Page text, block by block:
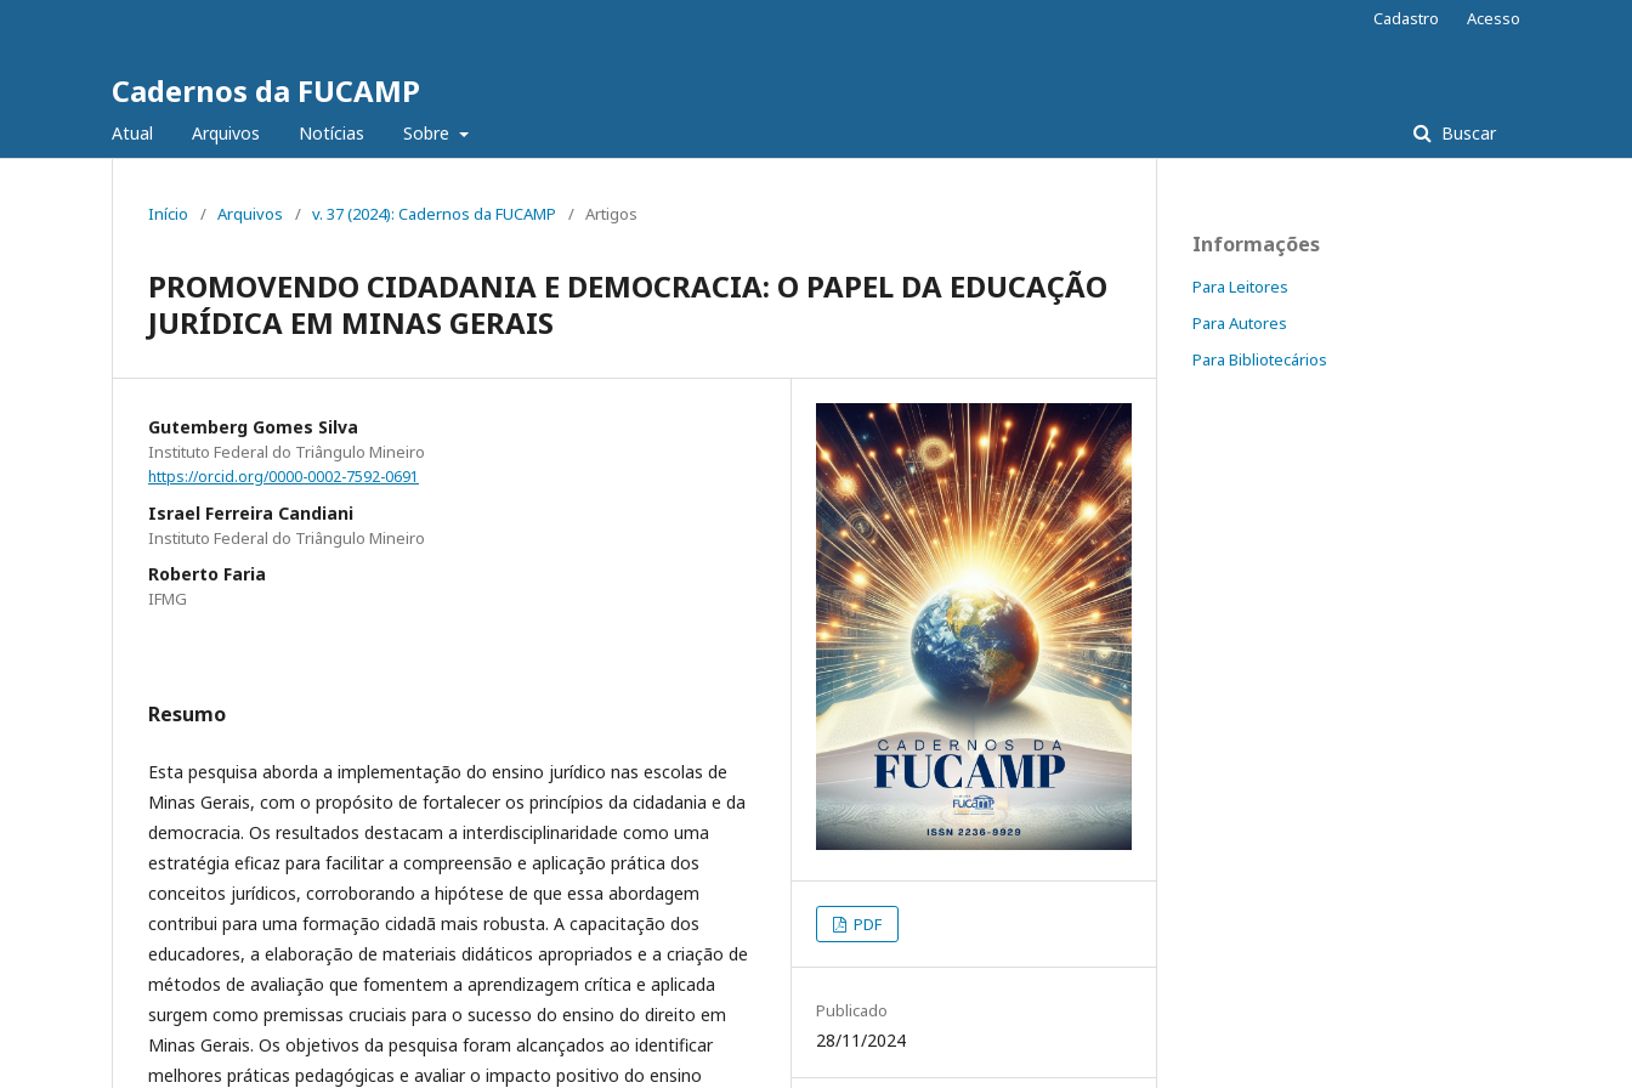
Cadernos da FUCAMP
Atual Arquivos Notícias Sobre Buscar
Cadastro Acesso
Início / Arquivos / v. 37 (2024): Cadernos da FUCAMP / Artigos
PROMOVENDO CIDADANIA E DEMOCRACIA: O PAPEL DA EDUCAÇÃO
JURÍDICA EM MINAS GERAIS
Gutemberg Gomes Silva
Instituto Federal do Triângulo Mineiro
https://orcid.org/0000-0002-7592-0691
Israel Ferreira Candiani
Instituto Federal do Triângulo Mineiro
Roberto Faria
IFMG
Resumo
Esta pesquisa aborda a implementação do ensino jurídico nas escolas de
Minas Gerais, com o propósito de fortalecer os princípios da cidadania e da
democracia. Os resultados destacam a interdisciplinaridade como uma
estratégia eficaz para facilitar a compreensão e aplicação prática dos
conceitos jurídicos, corroborando a hipótese de que essa abordagem
contribui para uma formação cidadã mais robusta. A capacitação dos
educadores, a elaboração de materiais didáticos apropriados e a criação de
métodos de avaliação que fomentem a aprendizagem crítica e aplicada
surgem como premissas cruciais para o sucesso do ensino do direito em
Minas Gerais. Os objetivos da pesquisa foram alcançados ao identificar
melhores práticas pedagógicas e avaliar o impacto positivo do ensino
PDF
Publicado
28/11/2024
Informações
Para Leitores
Para Autores
Para Bibliotecários